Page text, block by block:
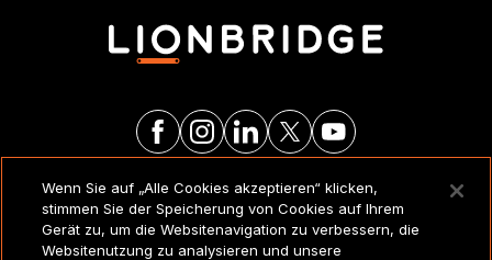
RECHTSVERMERKE UND
RICHTLINIEN
Wenn Sie auf „Alle Cookies akzeptieren“ klicken,
stimmen Sie der Speicherung von Cookies auf Ihrem
Gerät zu, um die Websitenavigation zu verbessern, die
Websitenutzung zu analysieren und unsere